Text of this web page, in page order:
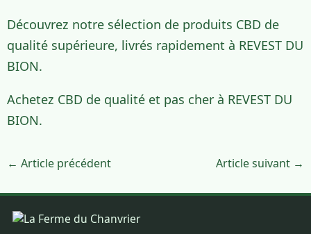
Découvrez notre sélection de produits CBD de
qualité supérieure, livrés rapidement à REVEST DU
BION.
Achetez CBD de qualité et pas cher à REVEST DU
BION.
← Article précédent Article suivant →